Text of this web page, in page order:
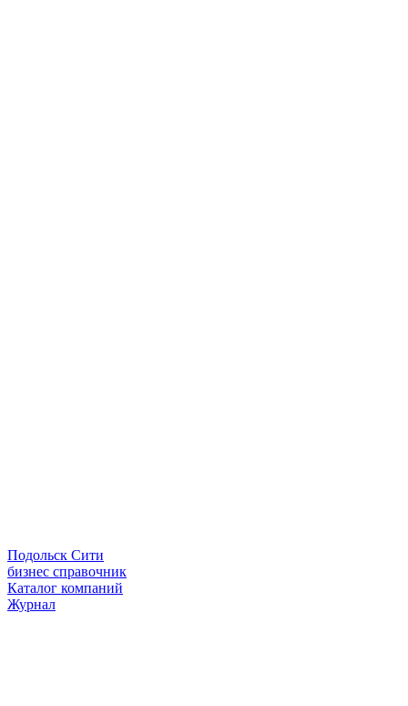
Подольск Сити
бизнес справочник
Каталог компаний
Журнал